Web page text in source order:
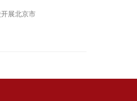
展北京市